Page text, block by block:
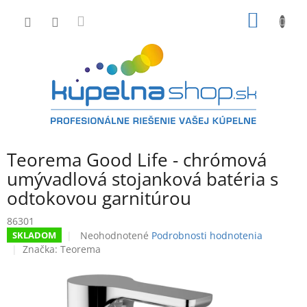
Teorema Good Life - chrómová
umývadlová stojanková batéria s
odtokovou garnitúrou
86301
SKLADOM
Priemerné
hodnotenie
je
0,0
Neohodnotené Podrobnosti hodnotenia
Značka: Teorema